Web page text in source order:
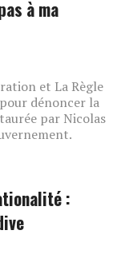
à ma
et La Règle
dénoncer la
par Nicolas
: